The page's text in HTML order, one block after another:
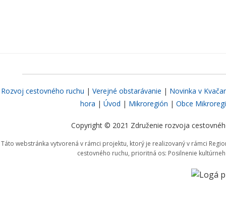
Rozvoj cestovného ruchu | Verejné obstarávanie | Novinka v
hora | Úvod | Mikroregión | Obce
Copyright © 2021 Združenie rozvoja
Táto webstránka vytvorená v rámci projektu, ktorý je realizovaný v rámci
cestovného ruchu, prioritná os: Posilnenie